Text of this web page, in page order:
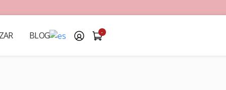
BLOG -